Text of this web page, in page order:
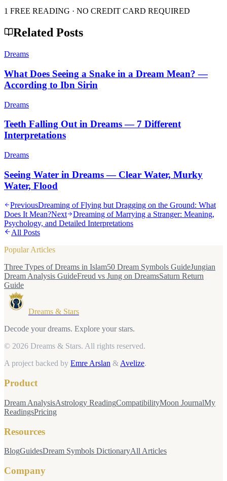
1 FREE READING · NO CREDIT CARD REQUIRED
Related Posts
Dreams
What Does Seeing a Snake in a Dream Mean? —
According to Ibn Sirin
Dreams
Teeth Falling Out in Dreams — 7 Different
Interpretations
Dreams
Seeing Water in Dreams — Clear Water, Murky
Water, Flood
PreviousDreaming of Flying but Dragging on the Ground: What
Does It Mean?Next
Dreaming of Marrying a Stranger: Meaning,
Psychology, and Detailed Interpretations
All Posts
Popular Articles
Three Types of Dreams in Islam50 Dream Symbols GuideJungian
Dream Analysis GuideFreud vs Jung on DreamsSaturn Return
Guide
Dreams & Stars
Decode your dreams. Explore your stars.
© 2026 Dreams & Stars. All rights reserved.
A project backed by Emre Arslan &Avelize.
Product
Dream AnalysisAstrology ReadingCompatibilityMoon JournalMy
ReadingsPricing
Resources
BlogGuidesDream Symbols DictionaryAll Articles
Company